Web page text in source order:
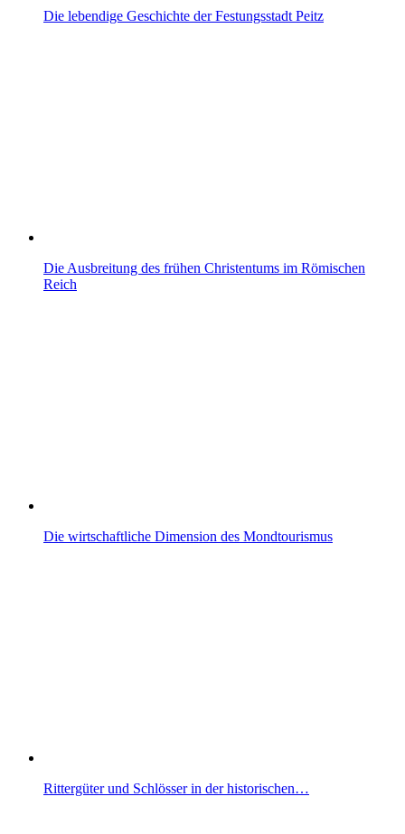
Die lebendige Geschichte der Festungsstadt Peitz
Die Ausbreitung des frühen Christentums im Römischen
Reich
Die wirtschaftliche Dimension des Mondtourismus
Rittergüter und Schlösser in der historischen…